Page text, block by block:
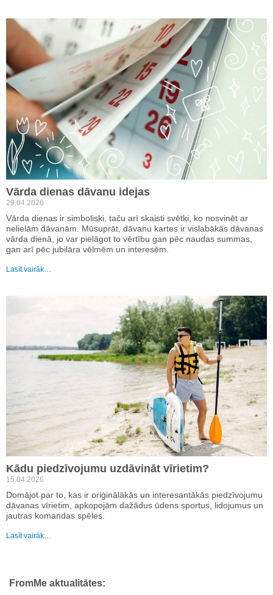
Vārda dienas dāvanu idejas
29.04.2026
Vārda dienas ir simboliski, taču arī skaisti svētki, ko nosvinēt ar
nelielām dāvanām. Mūsuprāt, dāvanu kartes ir vislabākās dāvanas
vārda dienā, jo var pielāgot to vērtību gan pēc naudas summas,
gan arī pēc jubilāra vēlmēm un interesēm.
Lasīt vairāk…
Kādu piedzīvojumu uzdāvināt vīrietim?
15.04.2026
Domājot par to, kas ir oriģinālākās un interesantākās piedzīvojumu
dāvanas vīrietim, apkopojām dažādus ūdens sportus, lidojumus un
jautras komandas spēles.
Lasīt vairāk…
FromMe aktualitātes: